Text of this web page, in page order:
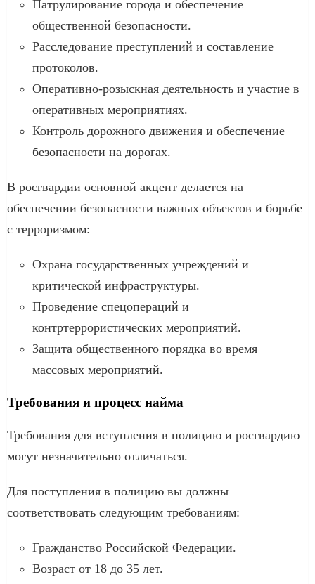
Патрулирование города и обеспечение
общественной безопасности.
Расследование преступлений и составление
протоколов.
Оперативно-розыскная деятельность и участие в
оперативных мероприятиях.
Контроль дорожного движения и обеспечение
безопасности на дорогах.
В росгвардии основной акцент делается на
обеспечении безопасности важных объектов и борьбе
с терроризмом:
Охрана государственных учреждений и
критической инфраструктуры.
Проведение спецопераций и
контртеррористических мероприятий.
Защита общественного порядка во время
массовых мероприятий.
Требования и процесс найма
Требования для вступления в полицию и росгвардию
могут незначительно отличаться.
Для поступления в полицию вы должны
соответствовать следующим требованиям:
Гражданство Российской Федерации.
Возраст от 18 до 35 лет.